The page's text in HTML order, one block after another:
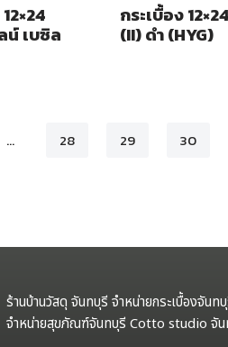
น์ เบซิล
กระเบื้อง
(II) ดำ (HYG)
… 28 29
30
ร้านบ้านวัสดุ จันทบุรี จำหน่ายกระเบื้องจัน
จำหน่ายสุขภัณฑ์จันทบุรี Cotto studio จั